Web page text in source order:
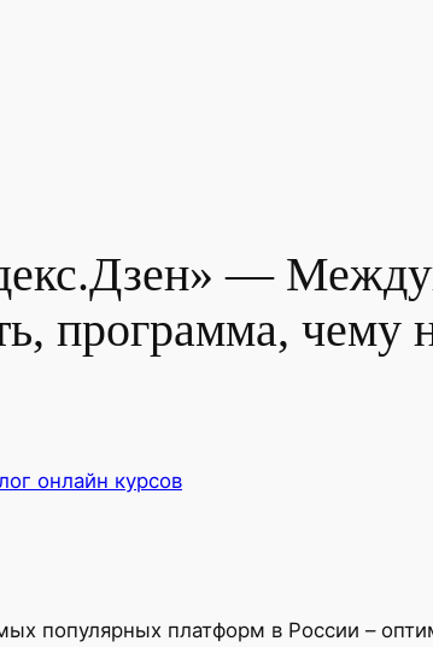
—
программа, чему
онлайн курсов
популярных платформ в России –